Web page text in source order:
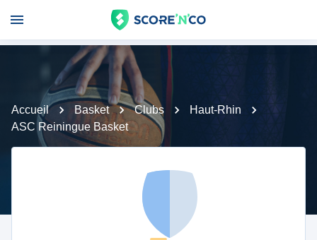
Accueil Basket Clubs
Haut-Rhin
ASC Reiningue Basket